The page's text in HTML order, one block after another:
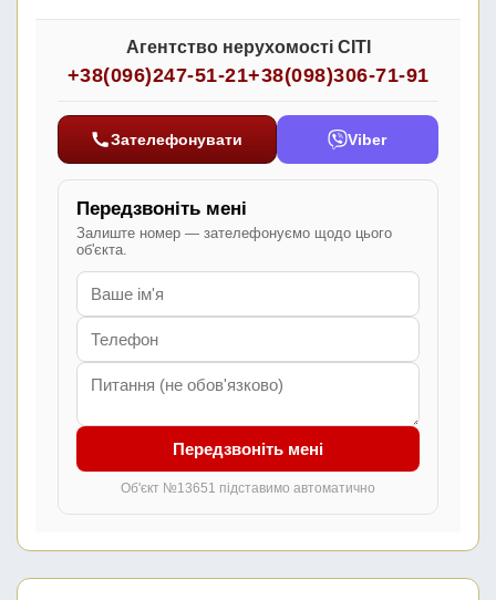
Агентство нерухомості СІТІ
+38(096)247-51-21+38(098)306-71-91
Зателефонувати Viber
Передзвоніть мені
Залиште номер — зателефонуємо щодо цього
об'єкта.
Передзвоніть мені
Об'єкт №13651 підставимо автоматично